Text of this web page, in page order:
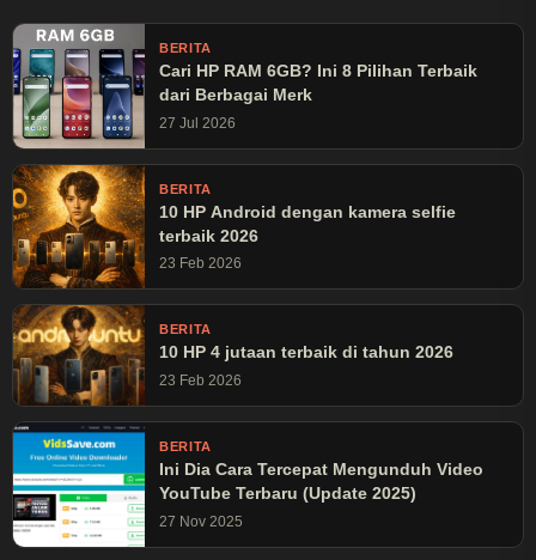
BERITA
Cari HP RAM 6GB? Ini 8 Pilihan Terbaik
dari Berbagai Merk
27 Jul 2026
BERITA
10 HP Android dengan kamera selfie
terbaik 2026
23 Feb 2026
BERITA
10 HP 4 jutaan terbaik di tahun 2026
23 Feb 2026
BERITA
Ini Dia Cara Tercepat Mengunduh Video
YouTube Terbaru (Update 2025)
27 Nov 2025